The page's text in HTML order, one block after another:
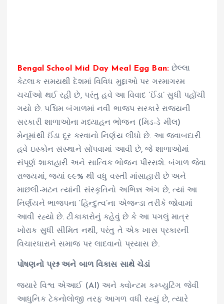
Bengal School Mid Day Meal Egg Ban: છેલ્લા
કેટલાક સમયથી દેશમાં વિવિધ મુદ્દાઓ પર ગરમાગરમ
ચર્ચાઓ થઈ રહી છે, પરંતુ હવે આ વિવાદ ‘ઈંડા’ સુધી પહોંચી
ગયો છે. પશ્ચિમ બંગાળમાં નવી ભાજપ સરકારે રાજ્યની
સરકારી શાળાઓના મધ્યાહન ભોજન (મિડ-ડે મીલ)
મેનૂમાંથી ઈંડા દૂર કરવાનો નિર્ણય લીધો છે. આ જવાબદારી
હવે ઇસ્કોન સંસ્થાને સોંપવામાં આવી છે, જે શાળાઓમાં
સંપૂર્ણ શાકાહારી અને સાત્વિક ભોજન પીરસશે. બંગાળ જેવા
રાજ્યમાં, જ્યાં ૯૯% થી વધુ વસ્તી માંસાહારી છે અને
માછલી-મટન ત્યાંની સંસ્કૃતિનો અભિન્ન અંગ છે, ત્યાં આ
નિર્ણયને ભાજપના ‘હિન્દુત્વ’ના એજન્ડા તરીકે જોવામાં
આવી રહ્યો છે. ટીકાકારોનું કહેવું છે કે આ પગલું માત્ર
ખોરાક સુધી સીમિત નથી, પરંતુ તે એક ખાસ પ્રકારની
વિચારધારાને સમાજ પર લાદવાનો પ્રયાસ છે.
પોષણનો પ્રશ્ન અને બાળ વિકાસ સાથે ચેડાં
જ્યારે વિશ્વ એઆઈ (AI) અને ક્વોન્ટમ કમ્પ્યુટિંગ જેવી
આધુનિક ટેકનોલોજી તરફ આગળ વધી રહ્યું છે, ત્યારે